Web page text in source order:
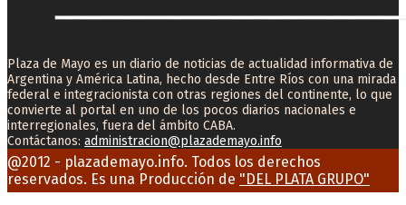
Plaza de Mayo es un diario de noticias de actualidad informativa de
Argentina y América Latina, hecho desde Entre Ríos con una mirada
federal e integracionista con otras regiones del continente, lo que
convierte al portal en uno de los pocos diarios nacionales e
interregionales, fuera del ámbito CABA.
Contáctanos: administracion@plazademayo.info
Facebook
Twitter
Instagram
Youtube
Email
@2012 - plazademayo.info. Todos los derechos
reservados. Es una Producción de "DEL PLATA GRUPO"